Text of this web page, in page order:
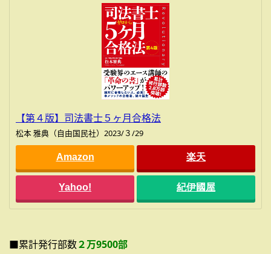
【第４版】司法書士５ヶ月合格法
松本 雅典（自由国民社）2023/３/29
Amazon 楽天
Yahoo! 紀伊國屋
■累計発行部数２万9500部